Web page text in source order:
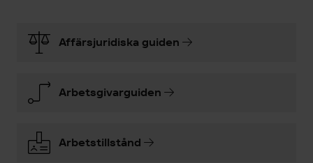
Affärsjuridiska guiden
Arbetsgivarguiden
Arbetstillstånd